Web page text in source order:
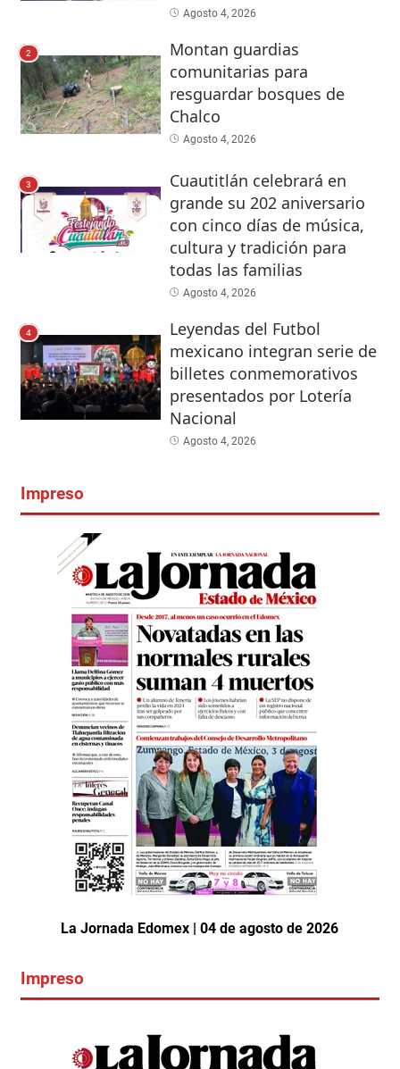
Agosto 4, 2026
2
Montan guardias
comunitarias para
resguardar bosques de
Chalco
Agosto 4, 2026
3
Cuautitlán celebrará en
grande su 202 aniversario
con cinco días de música,
cultura y tradición para
todas las familias
Agosto 4, 2026
4
Leyendas del Futbol
mexicano integran serie de
billetes conmemorativos
presentados por Lotería
Nacional
Agosto 4, 2026
Impreso
La Jornada Edomex | 04 de agosto de 2026
Impreso